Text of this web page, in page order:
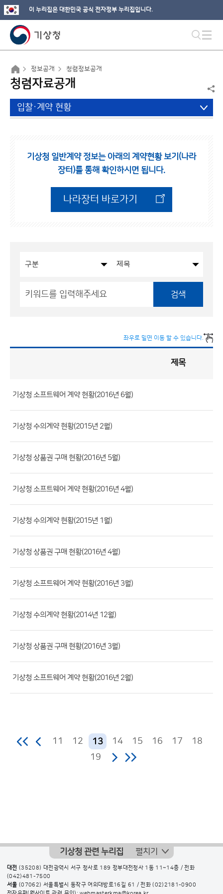
이 누리집은 대한민국 공식 전자정부 누리집입니다.
정보공개 청렴정보공개
청렴자료공개
입찰·계약 현황
기상청 일반계약 정보는 아래의 계약현황 보기(나라
장터)를 통해 확인하시면 됩니다.
나라장터 바로가기
검색
좌우로 밀면 이동 할 수 있습니다.
현
황
게
시
호,
분
류,
부
서,
첨
록
일,
조
제목
기상청 소프트웨어 계약 현황(2016년 6월)
기상청 수의계약 현황(2015년 2월)
기상청 상품권 구매 현황(2016년 5월)
기상청 소프트웨어 계약 현황(2016년 4월)
기상청 수의계약 현황(2015년 1월)
기상청 상품권 구매 현황(2016년 4월)
기상청 소프트웨어 계약 현황(2016년 3월)
기상청 수의계약 현황(2014년 12월)
기상청 상품권 구매 현황(2016년 3월)
기상청 소프트웨어 계약 현황(2016년 2월)
11 12 13 14 15 16 17
18
19
기상청 관련 누리집 펼치기
대전 (35208) 대전광역시 서구 청사로 189 정부대전청사 1동 11~14층 / 전화
(042)481-7500
서울 (07062) 서울특별시 동작구 여의대방로16길 61 / 전화(02)2181-0900